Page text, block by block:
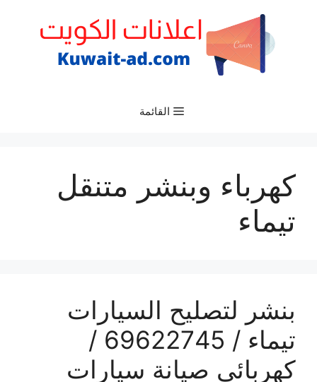
القائمة
كهرباء وبنشر متنقل
تيماء
بنشر لتصليح السيارات
تيماء / 69622745 /
كهربائي صيانة سيارات